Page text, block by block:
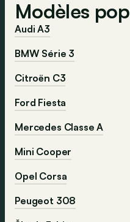
Modèles
Audi A3
BMW Série 3
Citroën C3
Ford Fiesta
Mercedes Classe A
Mini Cooper
Opel Corsa
Peugeot 308